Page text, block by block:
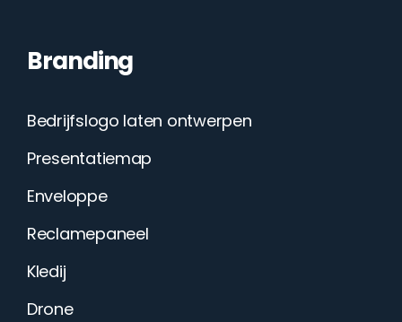
Branding
Bedrijfslogo laten ontwerpen
Presentatiemap
Enveloppe
Reclamepaneel
Kledij
Drone